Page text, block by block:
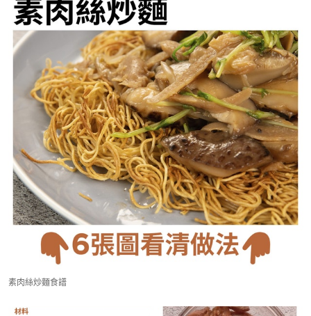
素肉絲炒麵食譜